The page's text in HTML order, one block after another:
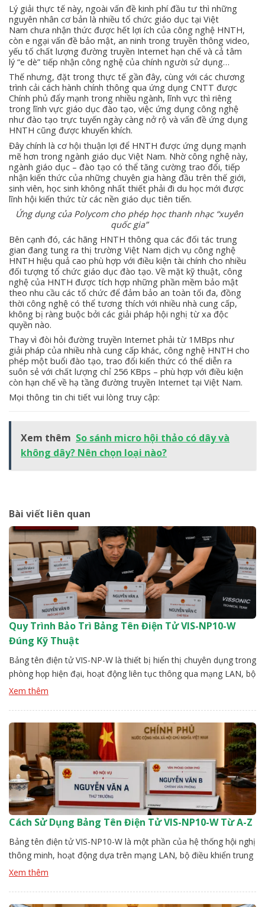
Lý giải thực tế này, ngoài vấn đề kinh phí đầu tư thì những
nguyên nhân cơ bản là nhiều tổ chức giáo dục tại Việt
Nam chưa nhận thức được hết lợi ích của công nghệ HNTH,
còn e ngại vấn đề bảo mật, an ninh trong truyền thông video,
yếu tố chất lượng đường truyền Internet hạn chế và cả tâm
lý “e dè” tiếp nhận công nghệ của chính người sử dụng…
Thế nhưng, đặt trong thực tế gần đây, cùng với các chương
trình cải cách hành chính thông qua ứng dụng CNTT được
Chính phủ đẩy mạnh trong nhiều ngành, lĩnh vực thì riêng
trong lĩnh vực giáo dục đào tạo, việc ứng dụng công nghệ
như đào tạo trực tuyến ngày càng nở rộ và vấn đề ứng dụng
HNTH cũng được khuyến khích.
Đây chính là cơ hội thuận lợi để HNTH được ứng dụng mạnh
mẽ hơn trong ngành giáo dục Việt Nam. Nhờ công nghệ này,
ngành giáo dục – đào tạo có thể tăng cường trao đổi, tiếp
nhận kiến thức của những chuyên gia hàng đầu trên thế giới,
sinh viên, học sinh không nhất thiết phải đi du học mới được
lĩnh hội kiến thức từ các nền giáo dục tiên tiến.
Ứng dụng của Polycom cho phép học thanh nhạc “xuyên
quốc gia”
Bên cạnh đó, các hãng HNTH thông qua các đối tác trung
gian đang tung ra thị trường Việt Nam dịch vụ công nghệ
HNTH hiệu quả cao phù hợp với điều kiện tài chính cho nhiều
đối tượng tổ chức giáo dục đào tạo. Về mặt kỹ thuật, công
nghệ của HNTH được tích hợp những phần mềm bảo mật
theo nhu cầu các tổ chức để đảm bảo an toàn tối đa, đồng
thời công nghệ có thể tương thích với nhiều nhà cung cấp,
không bị ràng buộc bởi các giải pháp hội nghị từ xa độc
quyền nào.
Thay vì đòi hỏi đường truyền Internet phải từ 1MBps như
giải pháp của nhiều nhà cung cấp khác, công nghệ HNTH cho
phép một buổi đào tạo, trao đổi kiến thức có thể diễn ra
suôn sẻ với chất lượng chỉ 256 KBps – phù hợp với điều kiện
còn hạn chế về hạ tầng đường truyền Internet tại Việt Nam.
Mọi thông tin chi tiết vui lòng truy cập:
Xem thêm So sánh micro hội thảo có dây và
không dây? Nên chọn loại nào?
Bài viết liên quan
Quy Trình Bảo Trì Bảng Tên Điện Tử VIS-NP10-W
Đúng Kỹ Thuật
Bảng tên điện tử VIS-NP-W là thiết bị hiển thị chuyên dụng trong
phòng họp hiện đại, hoạt động liên tục thông qua mạng LAN, bộ
điều khiển trung tâm. Sau một thời gian vận hành, nếu không có
[…]
Xem thêm
Cách Sử Dụng Bảng Tên Điện Tử VIS-NP10-W Từ A-Z
Bảng tên điện tử VIS-NP10-W là một phần của hệ thống hội nghị
thông minh, hoạt động dựa trên mạng LAN, bộ điều khiển trung
tâm. Để hệ thống ổn định người dùng cần thực hiện đúng các
thuật Vissonic sẽ hướng […]
Xem thêm